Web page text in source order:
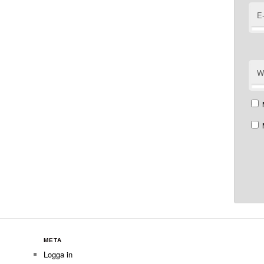
META
Logga in